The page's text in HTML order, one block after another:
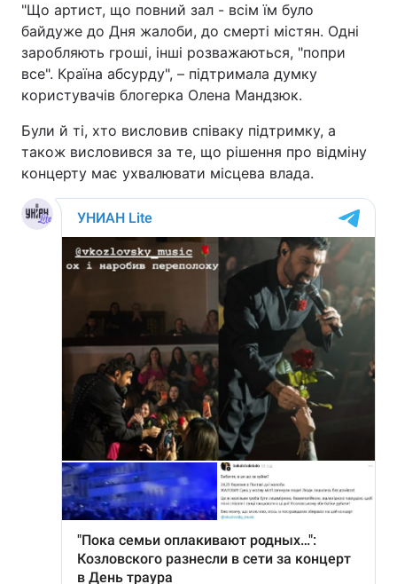
"Що артист, що повний зал - всім їм було
байдуже до Дня жалоби, до смерті містян. Одні
заробляють гроші, інші розважаються, "попри
все". Країна абсурду", – підтримала думку
користувачів блогерка Олена Мандзюк.
Були й ті, хто висловив співаку підтримку, а
також висловився за те, що рішення про відміну
концерту має ухвалювати місцева влада.